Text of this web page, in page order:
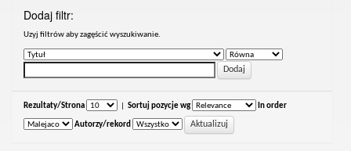
Dodaj filtr:
Uzyj filtrów aby zagęścić wyszukiwanie.
Rezultaty/Strona Sortuj pozycje wg In order
Autorzy/rekord